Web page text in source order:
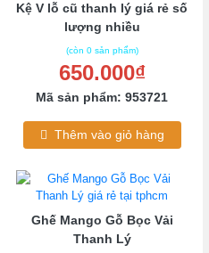
Kệ V lỗ cũ thanh lý giá rẻ số
lượng nhiều
(còn 0 sản phẩm)
650.000₫
Mã sản phẩm: 953721
Thêm vào giỏ hàng
Ghế Mango Gỗ Bọc Vải
Thanh Lý